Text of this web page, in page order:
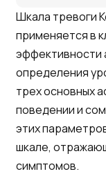
Шкала тревоги
применяется в
эффективности
определения
трех основных
поведении и
этих
шкале,
симптомов.